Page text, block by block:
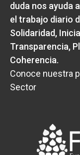
duda nos ayuda
el trabajo diario
Solidaridad,
Transparencia,
Coherencia.
Conoce nuestra
Sector